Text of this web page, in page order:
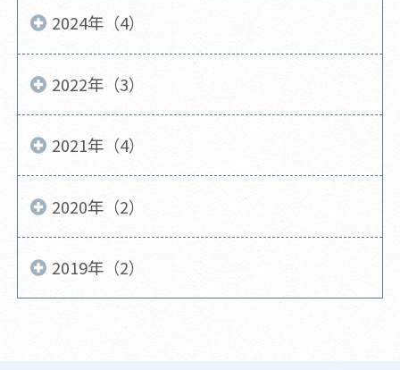
2024年（4）
2022年（3）
2021年（4）
2020年（2）
2019年（2）